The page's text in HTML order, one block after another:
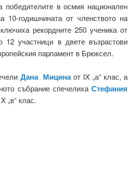
победителите в осмия национален
10-годишнината от членството на
рекордните 250 ученика от
участници в двете възрастови
парламент в Брюксел.
Дана Мицина от IX „а“ клас, а
събрание спечелиха Стефания
„в“ клас.